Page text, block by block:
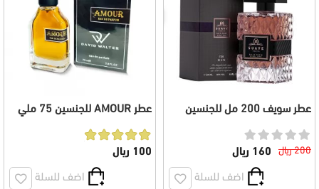
عطر سويف 200 مل للجنسين
200 ريال
160 ريال
اضف للسلة
عطر AMOUR للجنسين 75 ملي
100 ريال
اضف للسلة